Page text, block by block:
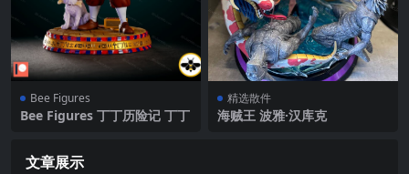
Bee Figures
Bee Figures ‌丁丁历险记 丁丁
精选散件
海贼王 波雅·汉库克
文章展示